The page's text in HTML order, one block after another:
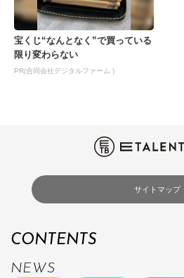
宝くじ“なんとなく”で買っている
限り変わらない
PR(合同会社デジタルファーム )
サイトマップ
CONTENTS
NEWS